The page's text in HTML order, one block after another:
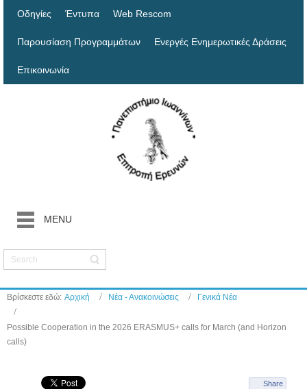
Οδηγίες Έντυπα Web Rescom
Παρουσίαση Προγραμμάτων Ενεργές Ενημερωτικές Δράσεις
Επικοινωνία
MENU
Βρίσκεστε εδώ: Αρχική Νέα - Ανακοινώσεις Γενικά Νέα
Possible Cooperation in the 2026 ERASMUS+ calls for March (and Horizon
calls)
Share